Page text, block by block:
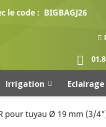
le code : BIGBAGJ26
Irrigation Eclairage
pour tuyau Ø 19 mm (3/